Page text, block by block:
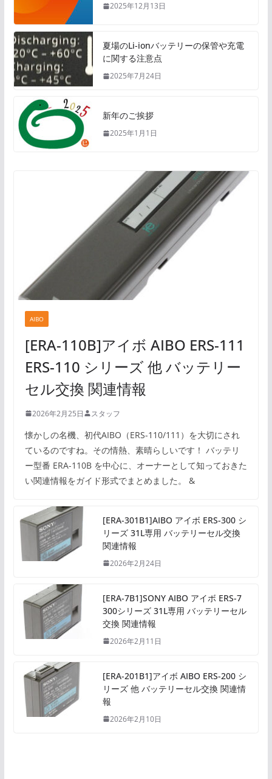
2025年12月13日
夏場のLi-ionバッテリーの保管や充電
に関する注意点
2025年7月24日
新年のご挨拶
2025年1月1日
AIBO
[ERA-110B]アイボ AIBO ERS-111
ERS-110 シリーズ 他 バッテリー
セル交換 関連情報
2026年2月25日 スタッフ
懐かしの名機、初代AIBO（ERS-110/111）を大切にされ
ているのですね。その情熱、素晴らしいです！ バッテリ
ー型番 ERA-110B を中心に、オーナーとして知っておきた
い関連情報をガイド形式でまとめました。 &
[ERA-301B1]AIBO アイボ ERS-300 シ
リーズ 31L専用 バッテリーセル交換
関連情報
2026年2月24日
[ERA-7B1]SONY AIBO アイボ ERS-7
300シリーズ 31L専用 バッテリーセル
交換 関連情報
2026年2月11日
[ERA-201B1]アイボ AIBO ERS-200 シ
リーズ 他 バッテリーセル交換 関連情
報
2026年2月10日